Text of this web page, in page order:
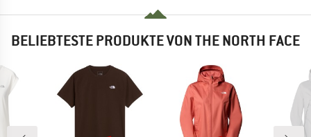
BELIEBTESTE PRODUKTE VON THE NORTH FACE